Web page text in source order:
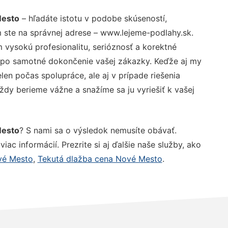
– hľadáte istotu v podobe skúseností,
na správnej adrese – www.lejeme-podlahy.sk.
vysokú profesionalitu, serióznosť a korektné
samotné dokončenie vašej zákazky. Keďže aj my
počas spolupráce, ale aj v prípade riešenia
berieme vážne a snažíme sa ju vyriešiť k vašej
? S nami sa o výsledok nemusíte obávať.
informácií. Prezrite si aj ďalšie naše služby, ako
Mesto, Tekutá dlažba cena Nové Mesto.